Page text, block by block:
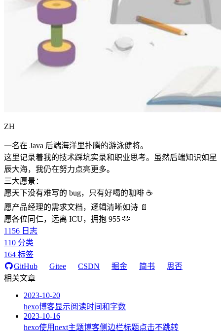
ZH
一名在 Java 后端海洋里扑腾的游泳健将。
这里记录着我的技术踩坑实录和职业思考。虽然后端知识如星
辰大海，我仍在努力点亮更多。
三大愿景：
愿天下没有难写的 bug，只有好喝的咖啡 ☕️
愿产品经理的需求文档，逻辑清晰如诗 📄
愿各位同仁，远离 ICU，拥抱 955 🫶
1156 日志
110 分类
164 标签
GitHub
Gitee CSDN 掘金 简书
思否
相关文章
2023-10-20
hexo博客显示阅读时间和字数
2023-10-16
hexo使用next主题博客侧边栏标题点击不跳转